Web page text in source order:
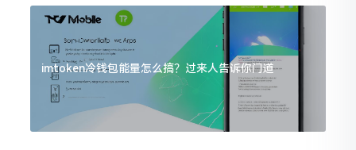
imtoken冷钱包能量怎么搞？过来人告诉你门道